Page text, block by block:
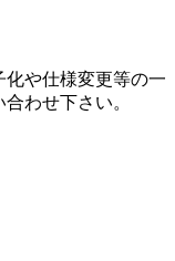
や仕様変更等の一
わせ下さい。